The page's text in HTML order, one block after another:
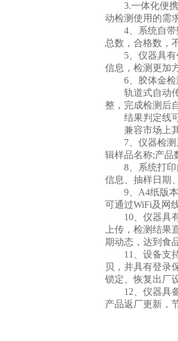
3.一体化便携
动检测使用的需
4、系统自带数
总数，合格数，
5、仪器具有任
信息，检测更加
6、胶体金检
轨道式自动传
整，完成检测后
结果判定线可
兼容市场上其
7、仪器检测系
辑样品名称;产品
8、系统打印自
信息、抽样日期
9、A4纸版本
可通过WiFi及网
10、仪器具有
上传，检测结
期动态，达到食
11、设备支持
贝，并具有登录
锁定、恢复出厂
12、仪器具备
产品返厂更新，